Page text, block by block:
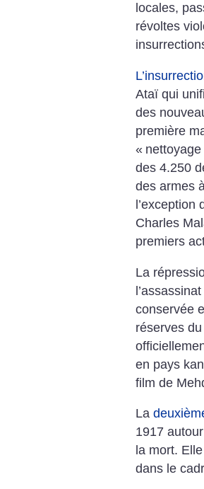
locales,
révoltes
Ataï qui
des
première
« nettoyage
des 4.250
des armes
Charles
premiers
La
conservée
réserves
en pays
film de
La
1917
la mort.
dans le